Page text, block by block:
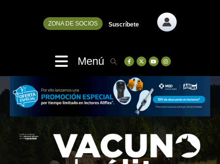
ZONA DE SOCIOS Suscríbete
Menú